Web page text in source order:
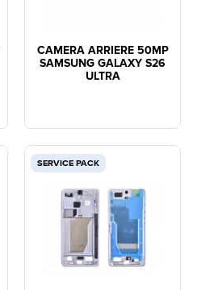
CAMERA ARRIERE 50MP
SAMSUNG GALAXY S26
ULTRA
SERVICE PACK